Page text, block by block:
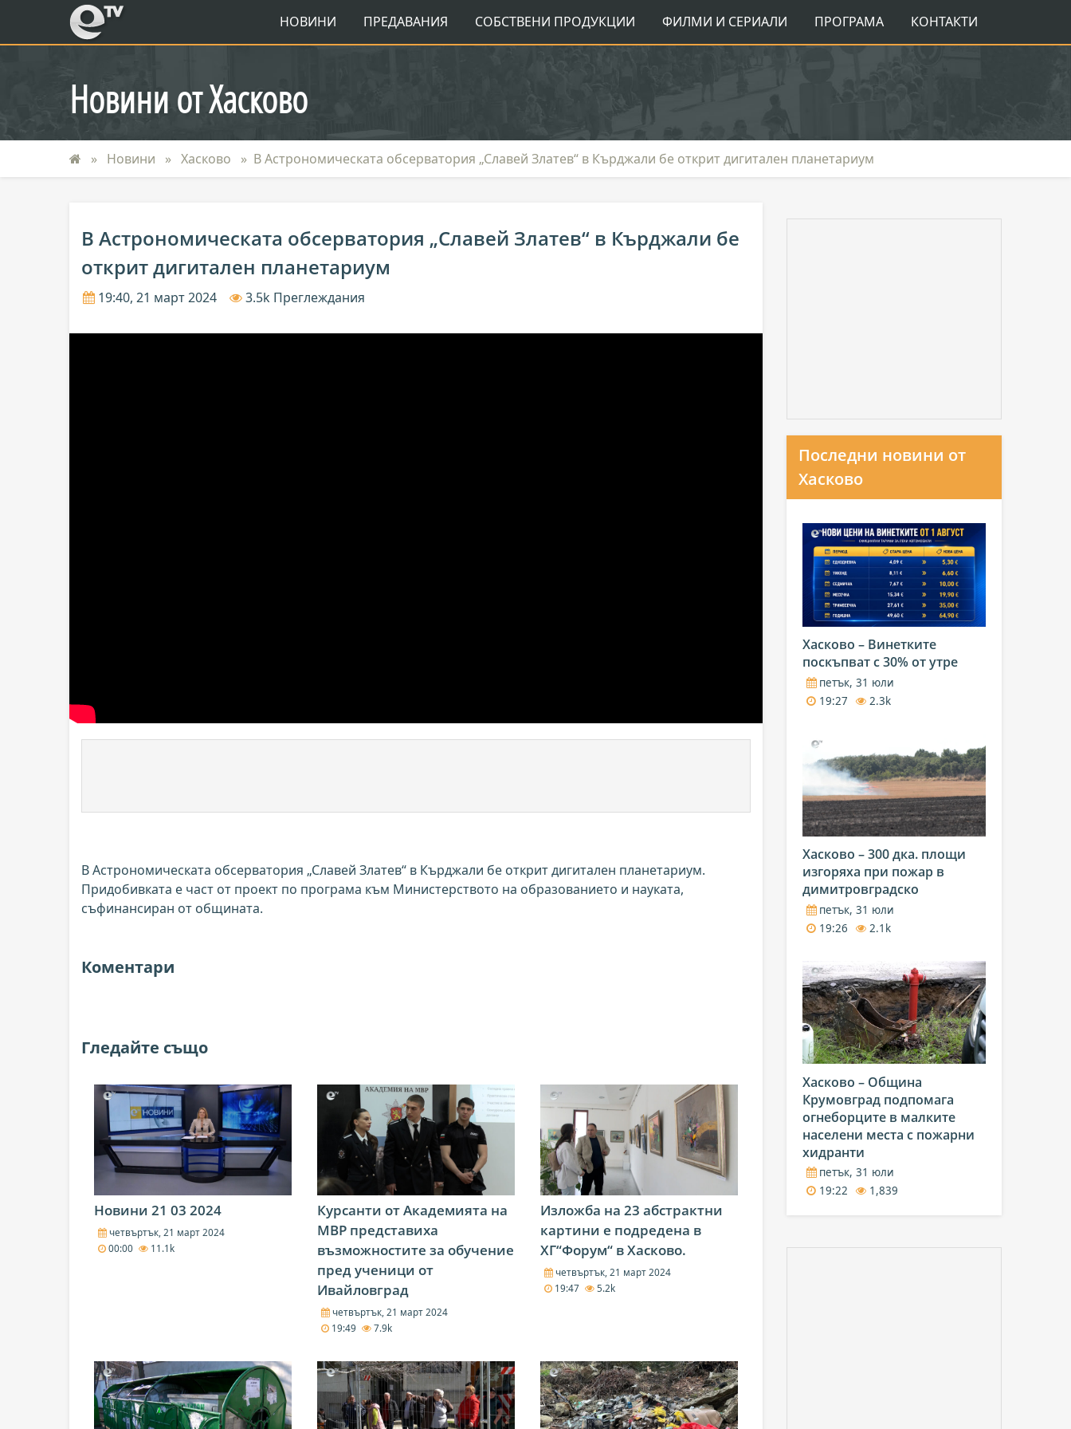
eTV НОВИНИ ПРЕДАВАНИЯ СОБСТВЕНИ ПРОДУКЦИИ ФИЛМИ И СЕРИАЛИ ПРОГРАМА КОНТАКТИ
Новини от Хасково
Новини Хасково В Астрономическата обсерватория „Славей Златев“ в Кърджали бе открит дигитален планетариум
В Астрономическата обсерватория „Славей Златев“ в Кърджали бе
открит дигитален планетариум
19:40, 21 март 2024 3.5k Преглеждания
В Астрономическата обсерватория „Славей Златев“ в Кърджали бе открит дигитален планетариум.
Придобивката е част от проект по програма към Министерството на образованието и науката,
съфинансиран от общината.
Коментари
Гледайте също
Новини 21 03 2024
четвъртък, 21 март 2024
00:00
11.1k
Курсанти от Академията на
МВР представиха
възможностите за обучение
пред ученици от
Ивайловград
четвъртък, 21 март 2024
19:49
7.9k
Изложба на 23 абстрактни
картини е подредена в
ХГ“Форум“ в Хасково.
четвъртък, 21 март 2024
19:47
5.2k
Последни новини от
Хасково
Хасково – Винетките
поскъпват с 30% от утре
петък, 31 юли
19:27
2.3k
Хасково – 300 дка. площи
изгоряха при пожар в
димитровградско
петък, 31 юли
19:26
2.1k
Хасково – Община
Крумовград подпомага
огнеборците в малките
населени места с пожарни
хидранти
петък, 31 юли
19:22
1,839